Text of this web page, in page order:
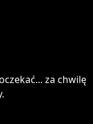
za chwilę